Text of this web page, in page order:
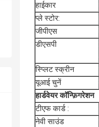
हाईकार
प्ले स्टोर:
जीपीएस
डीएसपी
स्प्लिट स्क्रीन
यूआई चुनें
हार्डवेयर कॉन्फ़िगरेशन
टीएफ कार्ड :
नेवी साउंड